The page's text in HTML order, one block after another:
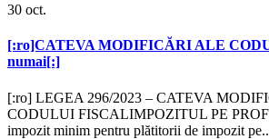
30 oct.
[:ro]CATEVA MODIFICĂRI ALE
numai[:]
[:ro] LEGEA 296/2023 – CATEVA
CODULUI FISCALIMPOZITUL PE
impozit minim pentru plătitorii de impozit